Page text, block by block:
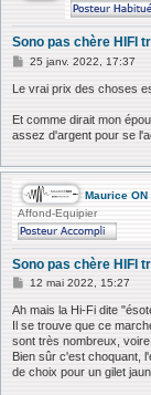
Sono pas chère HIFI
M
s
g
e
25 janv. 2022, 17:37
Le vrai prix des choses
Et comme dirait mon
assez d'argent pour se
Maurice ON
Affond-Equipier
Sono pas chère HIFI
M
s
s
g
e
12 mai 2022, 15:27
Ah mais la Hi-Fi dite
Il se trouve que ce
sont très nombreux,
Bien sûr c'est choquant,
de choix pour un gilet